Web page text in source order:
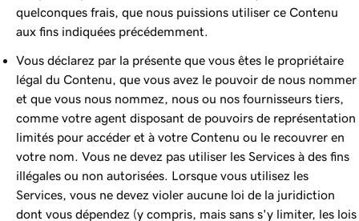
quelconques frais, que nous puissions utiliser ce Contenu
aux fins indiquées précédemment.
Vous déclarez par la présente que vous êtes le propriétaire
légal du Contenu, que vous avez le pouvoir de nous nommer
et que vous nous nommez, nous ou nos fournisseurs tiers,
comme votre agent disposant de pouvoirs de représentation
limités pour accéder et à votre Contenu ou le recouvrer en
votre nom. Vous ne devez pas utiliser les Services à des fins
illégales ou non autorisées. Lorsque vous utilisez les
Services, vous ne devez violer aucune loi de la juridiction
dont vous dépendez (y compris, mais sans s'y limiter, les lois